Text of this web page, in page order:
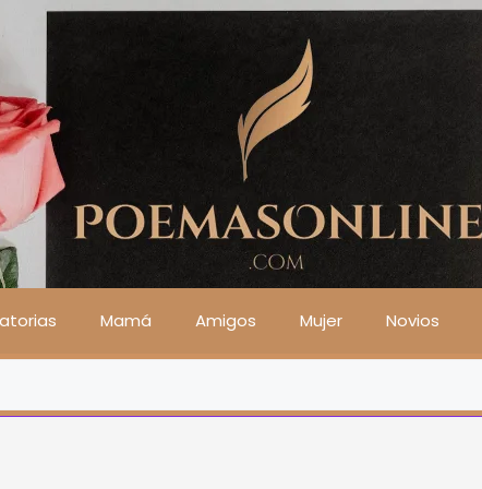
Mamá Amigos Mujer Novios